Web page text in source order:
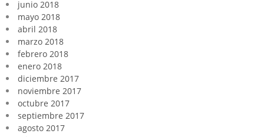
junio 2018
mayo 2018
abril 2018
marzo 2018
febrero 2018
enero 2018
diciembre 2017
noviembre 2017
octubre 2017
septiembre 2017
agosto 2017